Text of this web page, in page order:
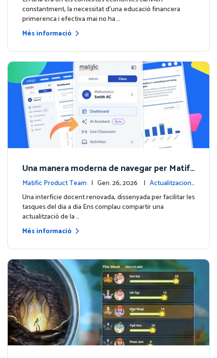
constantment, la necessitat d'una educació financera
primerenca i efectiva mai no ha …
Més informació
Una manera moderna de navegar per Matifi
c
Matific Product Team | Gen. 26, 2026 | Actualitzacions
de la plataforma
Una interfície docent renovada, dissenyada per facilitar les
tasques del dia a dia Ens complau compartir una
actualització de la …
Més informació